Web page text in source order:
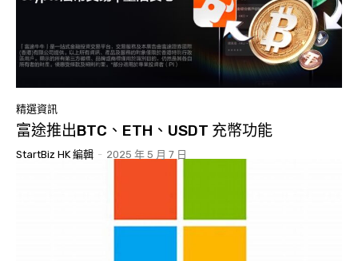
精選資訊
富途推出BTC、ETH、USDT 充幣功能
StartBiz HK 編輯 - 2025 年 5 月 7 日